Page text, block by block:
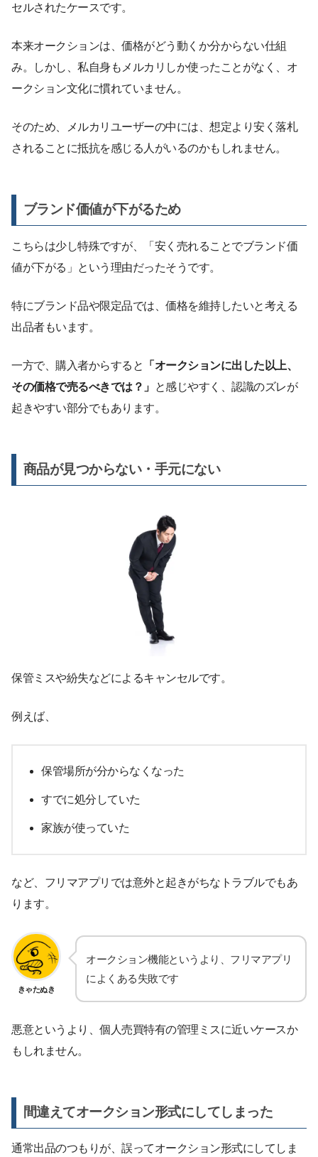
セルされたケースです。
本来オークションは、価格がどう動くか分からない仕組
み。しかし、私自身もメルカリしか使ったことがなく、オ
ークション文化に慣れていません。
そのため、メルカリユーザーの中には、想定より安く落札
されることに抵抗を感じる人がいるのかもしれません。
ブランド価値が下がるため
こちらは少し特殊ですが、「安く売れることでブランド価
値が下がる」という理由だったそうです。
特にブランド品や限定品では、価格を維持したいと考える
出品者もいます。
一方で、購入者からすると
「オークションに出した以上、
その価格で売るべきでは？」 と感じやすく、認識のズレが
起きやすい部分でもあります。
商品が見つからない・手元にない
保管ミスや紛失などによるキャンセルです。
例えば、
保管場所が分からなくなった
すでに処分していた
家族が使っていた
など、フリマアプリでは意外と起きがちなトラブルでもあ
ります。
きゃたぬき
オークション機能というより、フリマアプリ
によくある失敗です
悪意というより、個人売買特有の管理ミスに近いケースか
もしれません。
間違えてオークション形式にしてしまった
通常出品のつもりが、誤ってオークション形式にしてしま